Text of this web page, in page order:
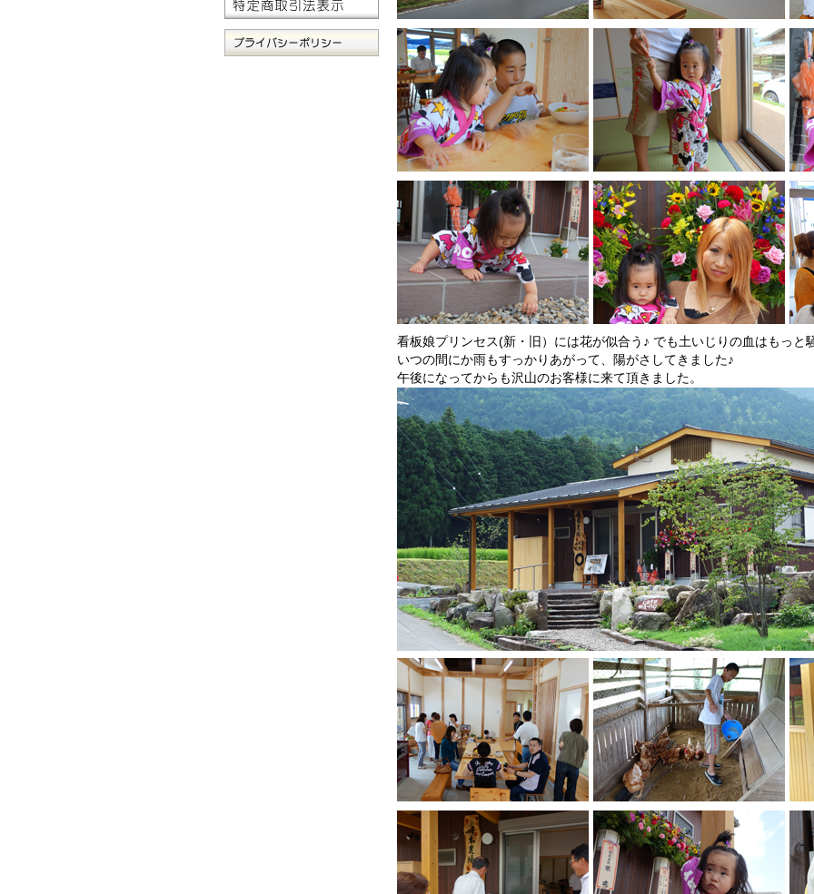
看板娘プリンセス(新・旧）には花が似合う♪ でも土いじりの血はもっと
いつの間にか雨もすっかりあがって、陽がさしてきました♪
午後になってからも沢山のお客様に来て頂きました。